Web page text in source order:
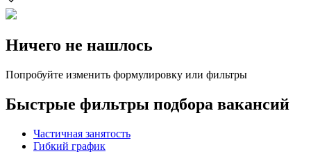
Ничего не нашлось
Попробуйте изменить формулировку или фильтры
Быстрые фильтры подбора вакансий
Частичная занятость
Гибкий график